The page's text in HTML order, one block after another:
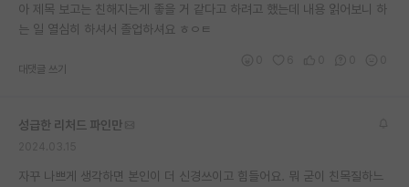
아 제목 보고는 친해지는게 좋을 거 같다고 하려고 했는데 내용 읽어보니 하
는 일 열심히 하셔서 졸업하셔요 ㅎㅇㅌ
대댓글 쓰기
성급한 리처드 파인만
자꾸 나쁘게 생각하면 본인이 더 신경쓰이고 힘들어요. 뭐 굳이 친목질하느